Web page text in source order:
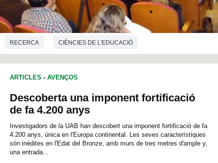
RECERCA CIÈNCIES DE L'EDUCACIÓ
ARTICLES - AVENÇOS
Descoberta una imponent fortificació
de fa 4.200 anys
Investigadors de la UAB han descobert una imponent fortificació de fa
4.200 anys, única en l'Europa continental. Les seves característiques
són inèdites en l'Edat del Bronze, amb murs de tres metres d'ample y,
una entrada...